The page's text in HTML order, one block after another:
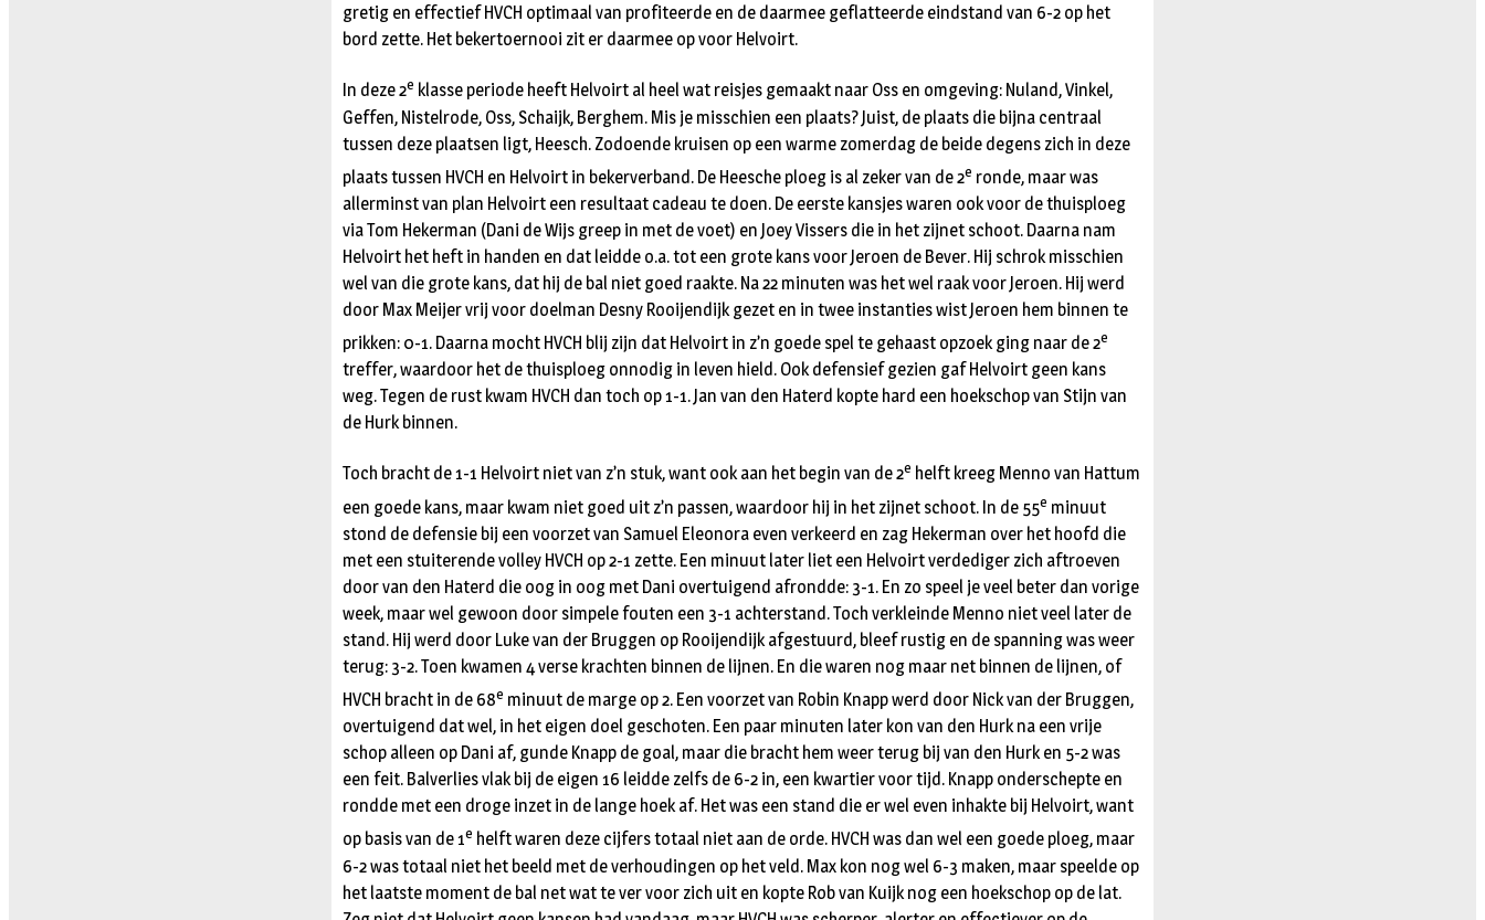
gretig en effectief HVCH optimaal van profiteerde en de daarmee geflatteerde eindstand van 6-2 op het
bord zette. Het bekertoernooi zit er daarmee op voor Helvoirt.
In deze 2e klasse periode heeft Helvoirt al heel wat reisjes gemaakt naar Oss en omgeving: Nuland, Vinkel,
Geffen, Nistelrode, Oss, Schaijk, Berghem. Mis je misschien een plaats? Juist, de plaats die bijna centraal
tussen deze plaatsen ligt, Heesch. Zodoende kruisen op een warme zomerdag de beide degens zich in deze
plaats tussen HVCH en Helvoirt in bekerverband. De Heesche ploeg is al zeker van de 2e ronde, maar was
allerminst van plan Helvoirt een resultaat cadeau te doen. De eerste kansjes waren ook voor de thuisploeg
via Tom Hekerman (Dani de Wijs greep in met de voet) en Joey Vissers die in het zijnet schoot. Daarna nam
Helvoirt het heft in handen en dat leidde o.a. tot een grote kans voor Jeroen de Bever. Hij schrok misschien
wel van die grote kans, dat hij de bal niet goed raakte. Na 22 minuten was het wel raak voor Jeroen. Hij werd
door Max Meijer vrij voor doelman Desny Rooijendijk gezet en in twee instanties wist Jeroen hem binnen te
prikken: 0-1. Daarna mocht HVCH blij zijn dat Helvoirt in z’n goede spel te gehaast opzoek ging naar de 2e
treffer, waardoor het de thuisploeg onnodig in leven hield. Ook defensief gezien gaf Helvoirt geen kans
weg. Tegen de rust kwam HVCH dan toch op 1-1. Jan van den Haterd kopte hard een hoekschop van Stijn van
de Hurk binnen.
Toch bracht de 1-1 Helvoirt niet van z’n stuk, want ook aan het begin van de 2e helft kreeg Menno van Hattum
een goede kans, maar kwam niet goed uit z’n passen, waardoor hij in het zijnet schoot. In de 55e minuut
stond de defensie bij een voorzet van Samuel Eleonora even verkeerd en zag Hekerman over het hoofd die
met een stuiterende volley HVCH op 2-1 zette. Een minuut later liet een Helvoirt verdediger zich aftroeven
door van den Haterd die oog in oog met Dani overtuigend afrondde: 3-1. En zo speel je veel beter dan vorige
week, maar wel gewoon door simpele fouten een 3-1 achterstand. Toch verkleinde Menno niet veel later de
stand. Hij werd door Luke van der Bruggen op Rooijendijk afgestuurd, bleef rustig en de spanning was weer
terug: 3-2. Toen kwamen 4 verse krachten binnen de lijnen. En die waren nog maar net binnen de lijnen, of
HVCH bracht in de 68e minuut de marge op 2. Een voorzet van Robin Knapp werd door Nick van der Bruggen,
overtuigend dat wel, in het eigen doel geschoten. Een paar minuten later kon van den Hurk na een vrije
schop alleen op Dani af, gunde Knapp de goal, maar die bracht hem weer terug bij van den Hurk en 5-2 was
een feit. Balverlies vlak bij de eigen 16 leidde zelfs de 6-2 in, een kwartier voor tijd. Knapp onderschepte en
rondde met een droge inzet in de lange hoek af. Het was een stand die er wel even inhakte bij Helvoirt, want
op basis van de 1e helft waren deze cijfers totaal niet aan de orde. HVCH was dan wel een goede ploeg, maar
6-2 was totaal niet het beeld met de verhoudingen op het veld. Max kon nog wel 6-3 maken, maar speelde op
het laatste moment de bal net wat te ver voor zich uit en kopte Rob van Kuijk nog een hoekschop op de lat.